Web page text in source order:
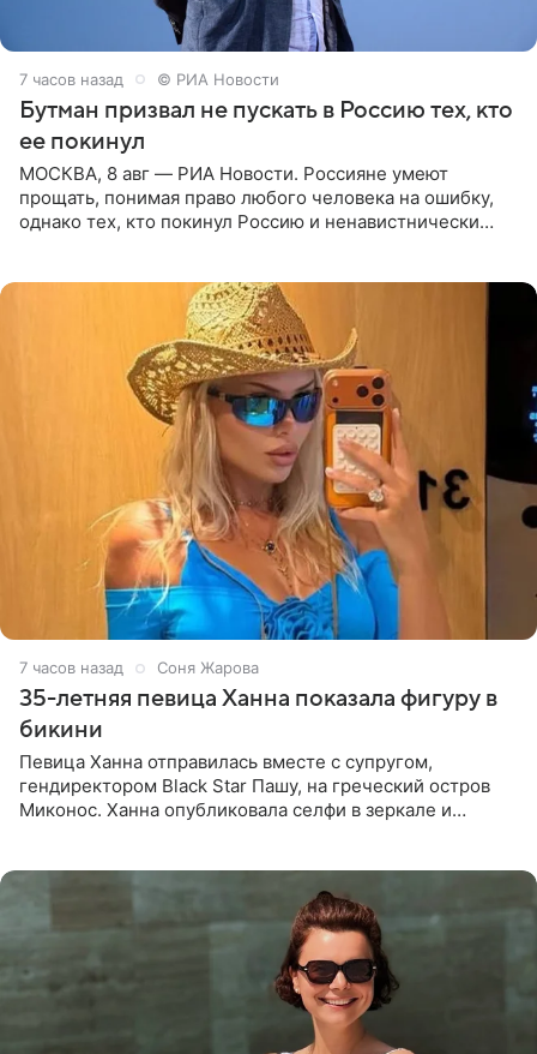
7 часов назад © РИА Новости
Бутман призвал не пускать в Россию тех, кто
ее покинул
МОСКВА, 8 авг — РИА Новости. Россияне умеют
прощать, понимая право любого человека на ошибку,
однако тех, кто покинул Россию и ненавистнически
7 часов назад Соня Жарова
35-летняя певица Ханна показала фигуру в
бикини
Певица Ханна отправилась вместе с супругом,
гендиректором Black Star Пашу, на греческий остров
Миконос. Ханна опубликовала селфи в зеркале и